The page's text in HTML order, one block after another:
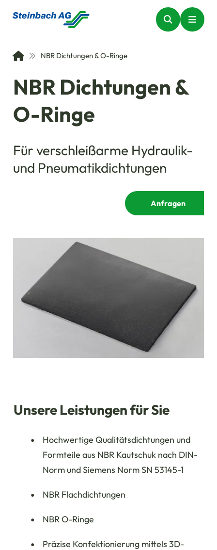
NBR Dichtungen & O-Ringe
NBR Dichtungen &
O-Ringe
Für verschleißarme Hydraulik-
und Pneumatikdichtungen
Anfragen
Unsere Leistungen für Sie
Hochwertige Qualitätsdichtungen und
Formteile aus NBR Kautschuk nach DIN-
Norm und Siemens Norm SN 53145-1
NBR Flachdichtungen
NBR O-Ringe
Präzise Konfektionierung mittels 3D-